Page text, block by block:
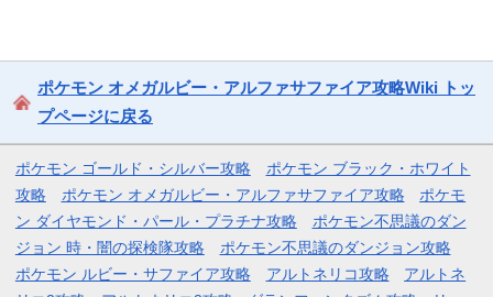
ポケモン オメガルビー・アルファサファイア攻略Wiki トッ
プページに戻る
ポケモン ゴールド・シルバー攻略
ポケモン ブラック・ホワイト
攻略
ポケモン オメガルビー・アルファサファイア攻略
ポケモ
ン ダイヤモンド・パール・プラチナ攻略
ポケモン不思議のダン
ジョン 時・闇の探検隊攻略
ポケモン不思議のダンジョン攻略
ポケモン ルビー・サファイア攻略
アルトネリコ攻略
アルトネ